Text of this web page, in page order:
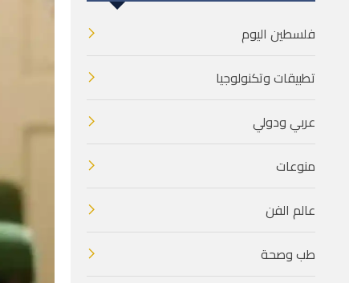
فلسطين اليوم
تطبيقات وتكنولوجيا
عربي ودولي
منوعات
عالم الفن
طب وصحة